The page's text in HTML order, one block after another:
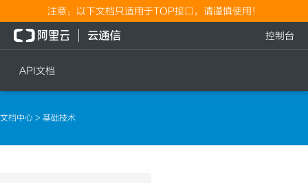
注意：以下文档只适用于TOP接口，请谨慎使用！
API文档
控制台
文档中心 > 基础技术